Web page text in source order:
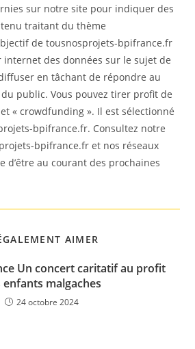
sur notre site pour indiquer des
traitant du thème
de tousnosprojets-bpifrance.fr
des données sur le sujet de
en tâchant de répondre au
public. Vous pouvez tirer profit de
« crowdfunding ». Il est sélectionné
bpifrance.fr. Consultez notre
bpifrance.fr et nos réseaux
d’être au courant des prochaines
AIMER
Un concert caritatif au profit
enfants malgaches
24 octobre 2024